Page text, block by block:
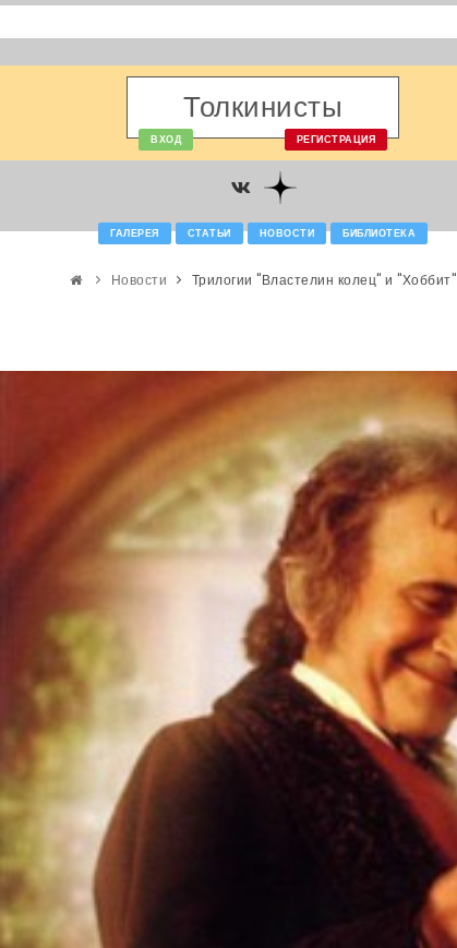
Толкинисты
ВХОД РЕГИСТРАЦИЯ
ГАЛЕРЕЯ СТАТЬИ НОВОСТИ БИБЛИОТЕКА
Новости Трилогии "Властелин колец" и "Хоббит"